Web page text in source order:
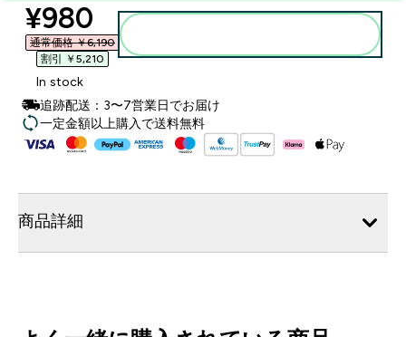
discounted price
¥980‎
通常価格 ￥6,190‎
割引 ￥5,210‎
In stock
追跡配送：3〜7営業日でお届け
一定金額以上購入で送料無料
商品詳細